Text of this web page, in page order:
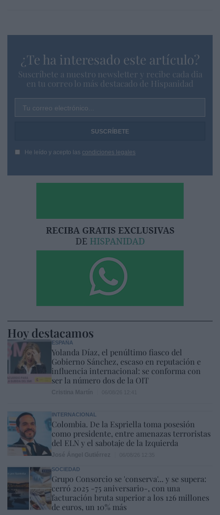
¿Te ha interesado este artículo?
Suscríbete a nuestro newsletter y recibe cada dia
en tu correo lo más destacado de Hispanidad
Tu correo electrónico...
He leído y acepto las condiciones legales
Hoy destacamos
ESPAÑA
Yolanda Díaz, el penúltimo fiasco del
Gobierno Sánchez, escaso en reputación e
influencia internacional: se conforma con
ser la número dos de la OIT
INTERNACIONAL
Colombia. De la Espriella toma posesión
como presidente, entre amenazas terroristas
del ELN y el sabotaje de la Izquierda
SOCIEDAD
Grupo Consorcio se 'conserva'... y se supera:
cerró 2025 -75 aniversario-, con una
facturación bruta superior a los 126 millones
de euros, un 10% más